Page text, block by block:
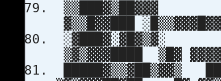
▓▒▒█▓▓███
▒▓▒▓▓▓████ ▒█▓
█████▓▒▒▓██▒▓▓▒